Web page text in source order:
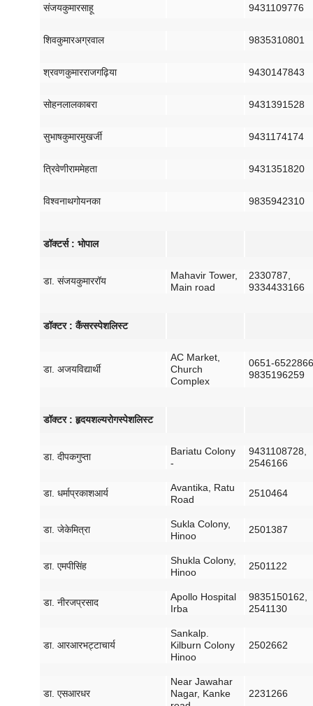
संजयकुमारसाहू 9431109776
शिवकुमारअग्रवाल 9835310801
श्रवणकुमारराजगढ़िया 9430147843
सोहनलालकाबरा 9431391528
सुभाषकुमारमुखर्जी 9431174174
त्रिवेणीराममेहता 9431351820
विश्वनाथगोयनका 9835942310
डॉक्टर्स: भोपाल
डा. संजयकुमाररॉय
Mahavir Tower,
Main road
2330787,
9334433166
डॉक्टर:कैंसरस्पेशलिस्ट
डा. अजयविद्यार्थी
AC Market,
Church
Complex
0651-
9835196259
डॉक्टर:हृदयशल्यरोगस्पेशलिस्ट
डा. दीपकगुप्ता
Bariatu Colony
-
9431108728,
2546166
डा. धर्माप्रकाशआर्य
Avantika, Ratu
Road
2510464
डा. जेकेमित्रा
Sukla Colony,
Hinoo
2501387
डा. एमपीसिंह
Shukla Colony,
Hinoo
2501122
डा. नीरजप्रसाद
Apollo Hospital
Irba
9835150162,
2541130
डा. आरआरभट्टाचार्य
Sankalp.
Kilburn Colony
Hinoo
2502662
डा. एसआरधर
Near Jawahar
Nagar, Kanke
2231266